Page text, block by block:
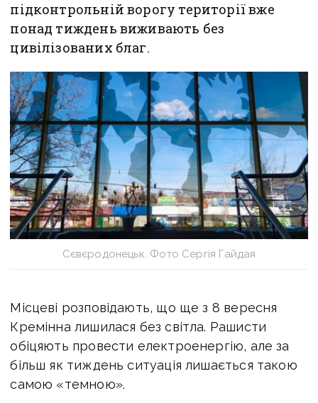
підконтрольній ворогу території вже
понад тиждень виживають без
цивілізованих благ.
Сєвєродонецьк. Фото Сергія Гайдая
Місцеві розповідають, що ще з 8 вересня
Кремінна лишилася без світла. Рашисти
обіцяють провести електроенергію, але за
більш як тиждень ситуація лишається такою
самою «темною».